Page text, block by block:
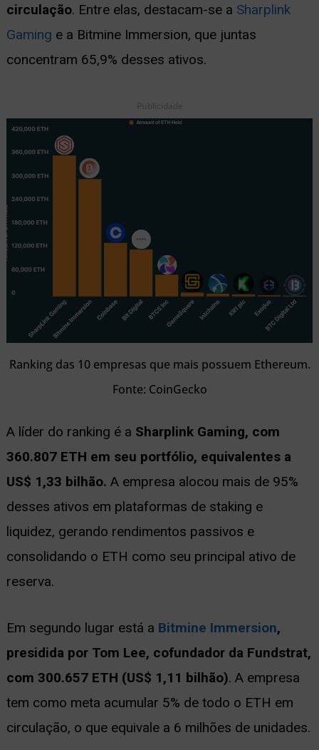
circulação. Entre elas, destacam-se a Sharplink
Gaming e a Bitmine Immersion, que juntas
concentram 65,9% desses ativos.
Publicidade
Ranking das 10 empresas que mais possuem Ethereum.
Fonte: CoinGecko
A líder do ranking é a Sharplink Gaming, com
360.807 ETH em seu portfólio, equivalentes a
US$ 1,33 bilhão. A empresa alocou mais de 95%
desses ativos em plataformas de staking e
liquidez, gerando rendimentos passivos e
consolidando o ETH como seu principal ativo de
reserva.
Em segundo lugar está a Bitmine Immersion,
presidida por Tom Lee, cofundador da Fundstrat,
com 300.657 ETH (US$ 1,11 bilhão). A empresa
tem como meta acumular 5% de todo o ETH em
circulação, o que equivale a 6 milhões de unidades.